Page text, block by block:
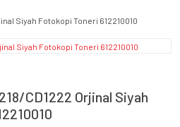
CD1222 Orjinal Siyah